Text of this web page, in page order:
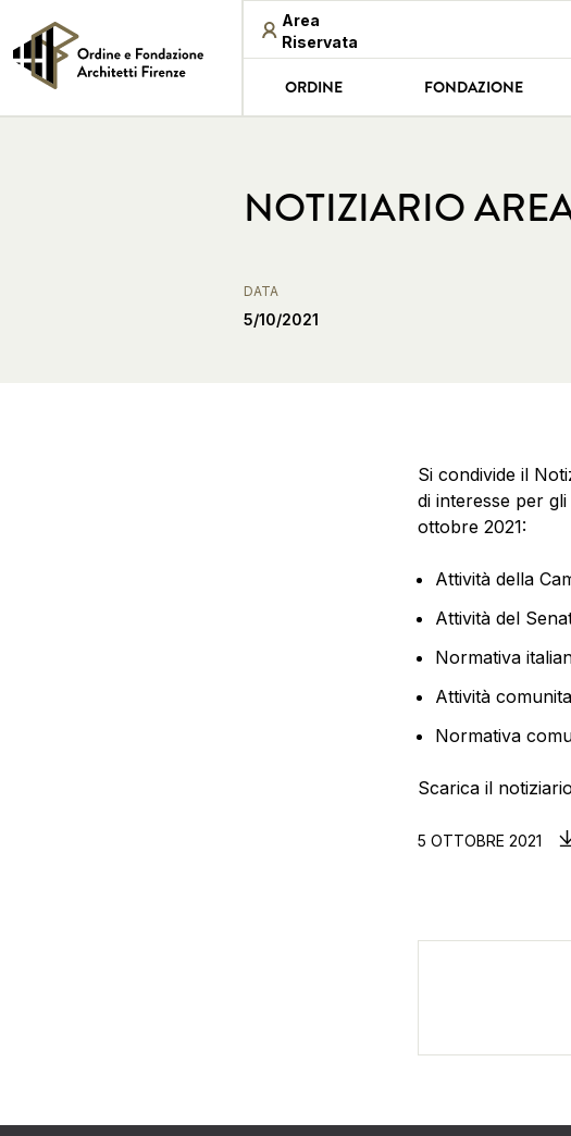
Area
Riservata
ORDINE FONDAZIONE
NOTIZIARIO
DATA
5/10/2021
Si condivide il
di interesse per
ottobre 2021:
Attività della
Attività del
Normativa
Attività
Normativa
Scarica il
5 OTTOBRE 2021